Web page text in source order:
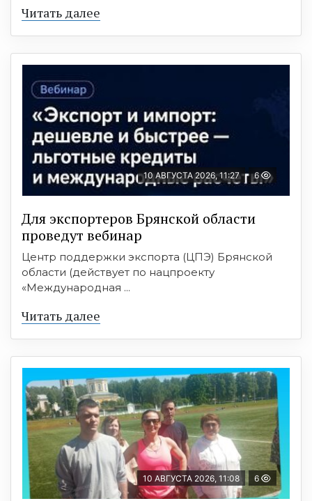
Читать далее
10 АВГУСТА 2026, 11:27 6
Для экспортеров Брянской области
проведут вебинар
Центр поддержки экспорта (ЦПЭ) Брянской
области (действует по нацпроекту
«Международная ...
Читать далее
10 АВГУСТА 2026, 11:08 6